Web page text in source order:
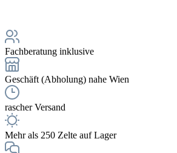
Fachberatung inklusive
Geschäft (Abholung) nahe Wien
rascher Versand
Mehr als 250 Zelte auf Lager